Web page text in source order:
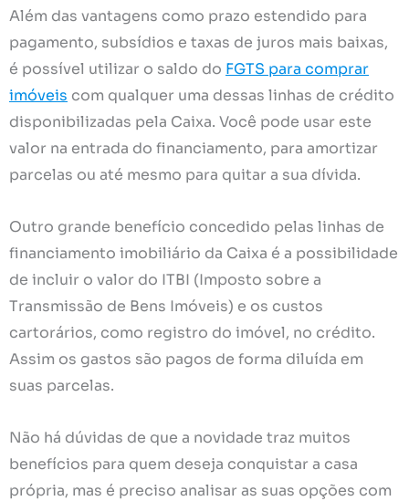
Além das vantagens como prazo estendido para
pagamento, subsídios e taxas de juros mais baixas,
é possível utilizar o saldo do FGTS para comprar
imóveis com qualquer uma dessas linhas de crédito
disponibilizadas pela Caixa. Você pode usar este
valor na entrada do financiamento, para amortizar
parcelas ou até mesmo para quitar a sua dívida.
Outro grande benefício concedido pelas linhas de
financiamento imobiliário da Caixa é a possibilidade
de incluir o valor do ITBI (Imposto sobre a
Transmissão de Bens Imóveis) e os custos
cartorários, como registro do imóvel, no crédito.
Assim os gastos são pagos de forma diluída em
suas parcelas.
Não há dúvidas de que a novidade traz muitos
benefícios para quem deseja conquistar a casa
própria, mas é preciso analisar as suas opções com